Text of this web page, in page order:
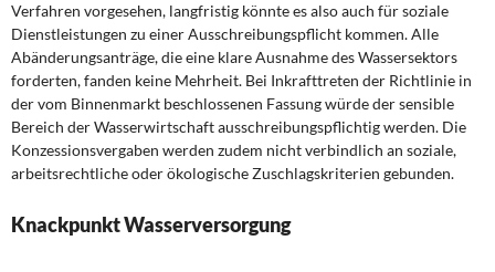
Verfahren vorgesehen, langfristig könnte es also auch für soziale
Dienstleistungen zu einer Ausschreibungspflicht kommen. Alle
Abänderungsanträge, die eine klare Ausnahme des Wassersektors
forderten, fanden keine Mehrheit. Bei Inkrafttreten der Richtlinie in
der vom Binnenmarkt beschlossenen Fassung würde der sensible
Bereich der Wasserwirtschaft ausschreibungspflichtig werden. Die
Konzessionsvergaben werden zudem nicht verbindlich an soziale,
arbeitsrechtliche oder ökologische Zuschlagskriterien gebunden.
Knackpunkt Wasserversorgung